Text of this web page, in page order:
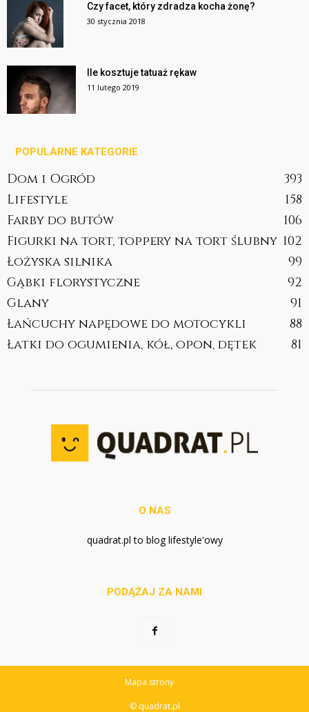
Czy facet, który zdradza kocha żonę?
30 stycznia 2018
Ile kosztuje tatuaż rękaw
11 lutego 2019
POPULARNE KATEGORIE
Dom i Ogród
393
Lifestyle
158
Farby do butów
106
Figurki na tort, toppery na tort ślubny 102
Łożyska silnika
99
Gąbki florystyczne
92
Glany
91
Łańcuchy napędowe do motocykli
88
Łatki do ogumienia, kół, opon, dętek
81
O NAS
quadrat.pl to blog lifestyle'owy
PODĄŻAJ ZA NAMI
Mapa strony
© quadrat.pl